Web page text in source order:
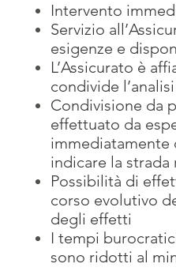
Intervento
Servizio
esigenze e
L’Assicurato è
condivide
Condivisione da
effettuato da
immediatamente
indicare la
Possibilità di
corso evolutivo
degli effetti
I tempi
sono ridotti al